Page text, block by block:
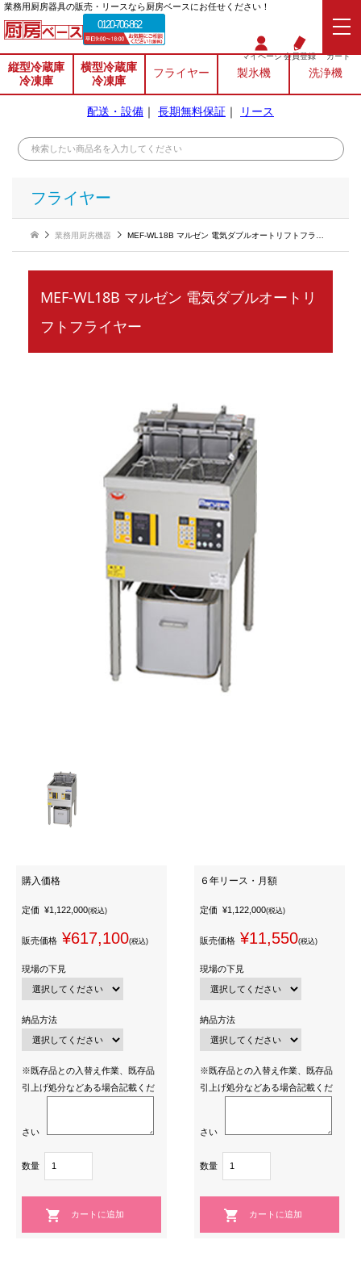
業務⽤厨房器具の販売・リースなら厨房ベースにお任せください！
0120-706-862
マイページ会員登録 カート
縦型冷蔵庫
冷凍庫
横型冷蔵庫
冷凍庫
フライヤー 製氷機 洗浄機
配送・設備 ｜ 長期無料保証 ｜ リース
フライヤー
業務用厨房機器 MEF-WL18B マルゼン 電気ダブルオートリフトフライヤー
MEF-WL18B マルゼン 電気ダブルオートリ
フトフライヤー
購入価格
定価 ¥1,122,000(税込)
販売価格 ¥617,100(税込)
現場の下見
納品方法
※既存品との入替え作業、既存品
引上げ処分などある場合記載くだ
さい
数量
６年リース・月額
定価 ¥1,122,000(税込)
販売価格 ¥11,550(税込)
現場の下見
納品方法
※既存品との入替え作業、既存品
引上げ処分などある場合記載くだ
さい
数量